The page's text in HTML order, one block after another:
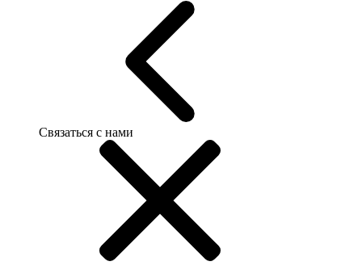
Связаться с нами